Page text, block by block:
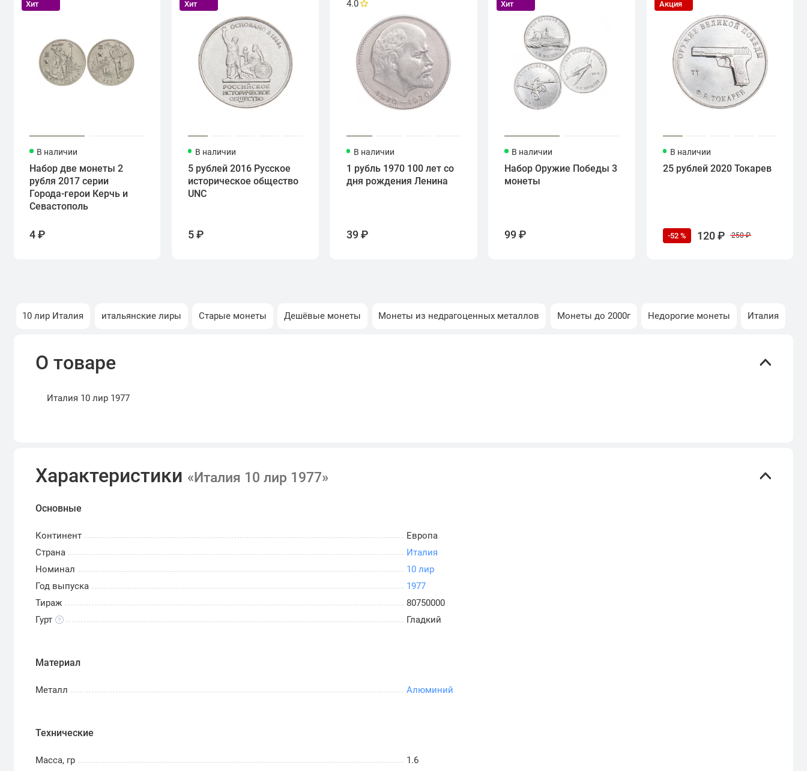
Хит
В наличии
Набор две монеты 2
рубля 2017 серии
Города-герои Керчь и
Севастополь
4 ₽
Хит
В наличии
5 рублей 2016 Русское
историческое общество
UNC
5 ₽
4.0
В наличии
1 рубль 1970 100 лет со
дня рождения Ленина
39 ₽
Хит
В наличии
Набор Оружие Победы 3
монеты
99 ₽
Акция
В наличии
25 рублей 2020 Токарев
-52 % 120 ₽ 250 ₽
10 лир Италия итальянские лиры Старые монеты Дешёвые монеты Монеты из недрагоценных металлов Монеты до 2000г Недорогие монеты Италия
О товаре
Италия 10 лир 1977
Характеристики «Италия 10 лир 1977»
Основные
Континент
Европа
Страна
Италия
Номинал
10 лир
Год выпуска
1977
Тираж
80750000
Гурт
Гладкий
Материал
Металл Алюминий
Технические
Масса, гр
1.6